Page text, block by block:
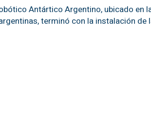
Antártico Argentino, ubicado en
terminó con la instalación de